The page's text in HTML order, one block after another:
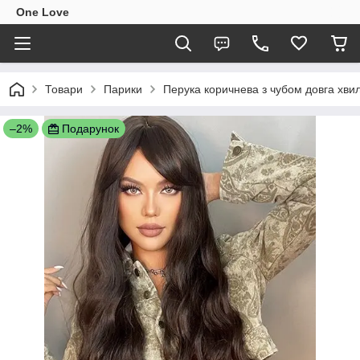
One Love
Товари Парики Перука коричнева з чубом довга
–2% Подарунок